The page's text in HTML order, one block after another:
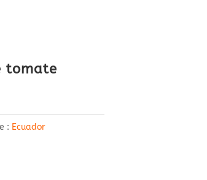
tomate
: Ecuador